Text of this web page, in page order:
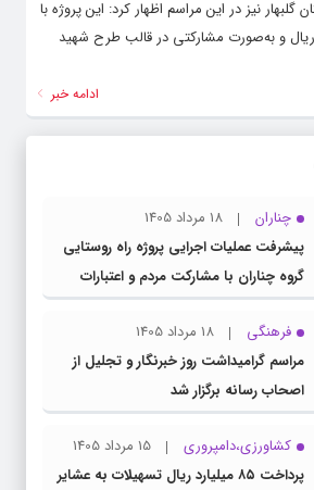
نیز در این مراسم اظهار کرد: این پروژه با
بر ۶ میلیارد ریال و به‌صورت مشارکتی در قالب طرح شهید
ادامه خبر
چناران
18 مرداد 1405
پیشرفت عملیات اجرایی پروژه راه روستایی
گروه چناران با مشارکت مردم و اعتبارات
دولتی
فرهنگی
18 مرداد 1405
مراسم گرامیداشت روز خبرنگار و تجلیل از
اصحاب رسانه برگزار شد
کشاورزی،دامپروری
15 مرداد 1405
پرداخت ۸۵ میلیارد ریال تسهیلات به عشایر